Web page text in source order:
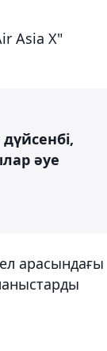
Asia X"
әуе
арасындағы